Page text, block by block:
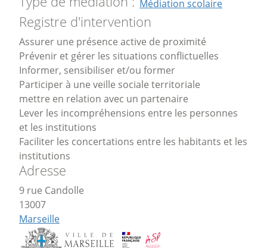
Médiation scolaire
Registre d'intervention
Assurer une présence active de proximité
Prévenir et gérer les situations conflictuelles
Informer, sensibiliser et/ou former
Participer à une veille sociale territoriale
mettre en relation avec un partenaire
Lever les incompréhensions entre les personnes
et les institutions
Faciliter les concertations entre les habitants et les
institutions
Adresse
9 rue Candolle
13007
Marseille